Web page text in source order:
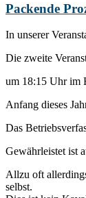
Packende
In unserer
Die zweite
um 18:15 Uhr im
Anfang dieses
Das
Gewährleistet ist
Allzu oft
selbst.